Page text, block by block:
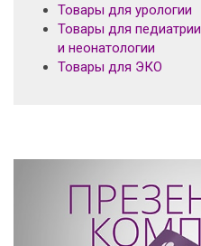
Товары для урологии
Товары для педиатрии
и неонатологии
Товары для ЭКО